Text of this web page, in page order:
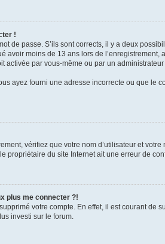
!
de passe. S’ils sont corrects, il y a deux
avoir moins de 13 ans lors de
activée par vous-même ou par un
ayez fourni une adresse incorrecte ou que le
vérifiez que votre nom d’utilisateur et
propriétaire du site Internet ait une erreur de
plus me connecter ?!
votre compte. En effet, il est courant
investi sur le forum.